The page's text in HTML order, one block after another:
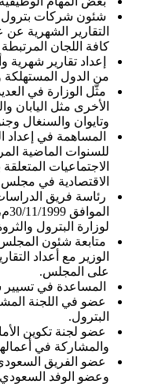
شئون شركات بترول
التقارير الشهرية
كافة اللجان
إعداد تقارير
من الدول
مثّل الوزارة في
الأخرى مثل اليابان
وتايوان والسنغال
المساهمة في إعداد
للسنوات الماضية
الاجتماعيات
الاقتصادية في
لوزارة البترول
متابعة شئون
الوزير مع أعداد
على المجلس.
المساعدة في
عضو في اللجنة
البترول.
عضو لجنة تكوين
والمشاركة في
عضو الفريق
وعضو الوفد السعودي